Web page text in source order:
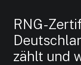
RNG-
zählt und